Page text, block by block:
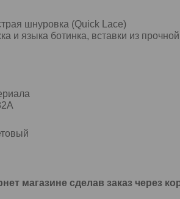
шнуровка (Quick Lace)
языка ботинка, вставки из прочной
магазине сделав заказ через